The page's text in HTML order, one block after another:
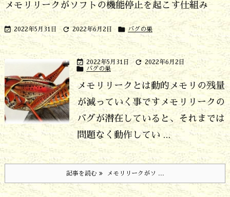
メモリリークがソフトの機能停止を起こす仕組み
 2022年5月31日  2022年6月2日  バグの巣
 2022年5月31日  2022年6月2日
 バグの巣
メモリリークとは動的メモリの残量
が減っていく事です メモリリークの
バグが潜在していると、それまでは
問題なく動作してい ...
記事を読む メモリリークがソ ...